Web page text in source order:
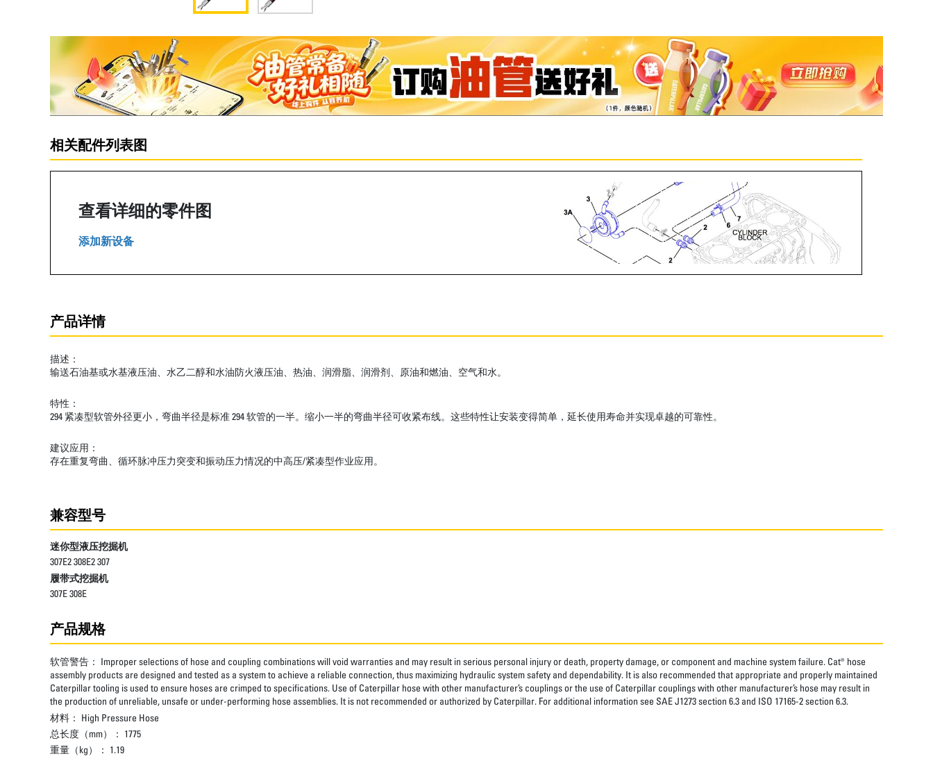
相关配件列表图
查看详细的零件图
添加新设备
产品详情
描述：
输送石油基或水基液压油、水乙二醇和水油防火液压油、热油、润滑脂、润滑剂、原油和燃油、空气和水。
特性：
294 紧凑型软管外径更小，弯曲半径是标准 294 软管的一半。缩小一半的弯曲半径可收紧布线。这些特性让安装变得简单，延长使用寿命并实现卓越的可靠性。
建议应用：
存在重复弯曲、循环脉冲压力突变和振动压力情况的中高压/紧凑型作业应用。
兼容型号
迷你型液压挖掘机
307E2 308E2 307
履带式挖掘机
307E 308E
产品规格
软管警告： Improper selections of hose and coupling combinations will void warranties and may result in serious personal injury or death, property damage, or component and machine system failure. Cat® hose
assembly products are designed and tested as a system to achieve a reliable connection, thus maximizing hydraulic system safety and dependability. It is also recommended that appropriate and properly maintained
Caterpillar tooling is used to ensure hoses are crimped to specifications. Use of Caterpillar hose with other manufacturer’s couplings or the use of Caterpillar couplings with other manufacturer’s hose may result in
the production of unreliable, unsafe or under-performing hose assemblies. It is not recommended or authorized by Caterpillar. For additional information see SAE J1273 section 6.3 and ISO 17165-2 section 6.3.
材料： High Pressure Hose
总长度（mm）： 1775
重量（kg）： 1.19